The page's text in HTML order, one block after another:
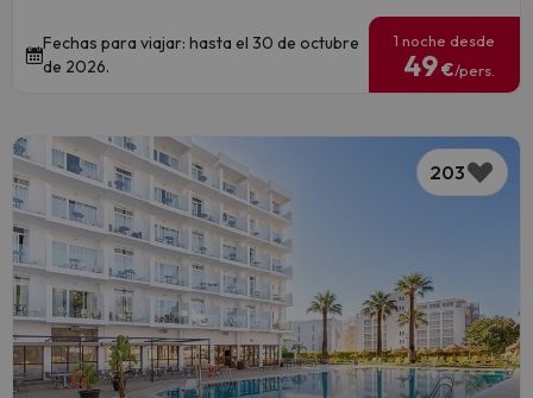
Fechas para viajar: hasta el 30 de octubre
de 2026.
1 noche desde
49€/pers.
203